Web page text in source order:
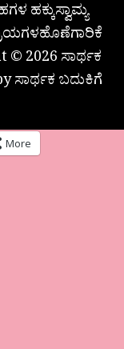
ಹಕ್ಕುಸ್ವಾಮ್ಯ
© 2026 ಸಾರ್ಥಕ
ಸಾರ್ಥಕ ಬದುಕಿಗೆ
More